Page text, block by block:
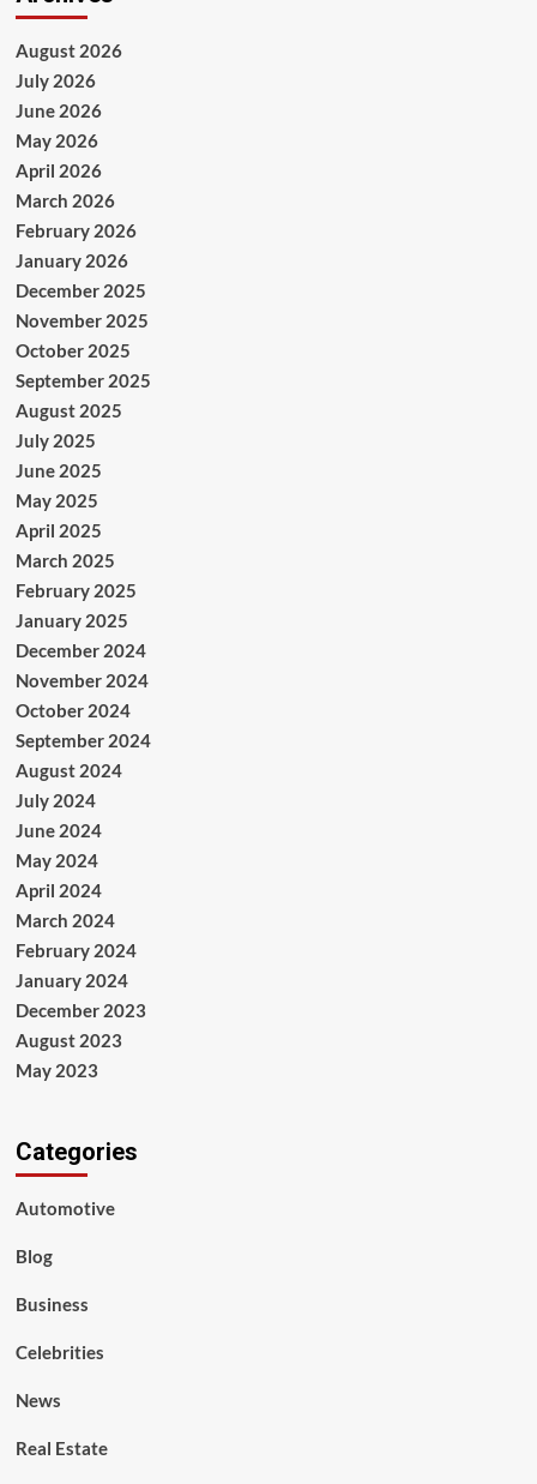
August 2026
July 2026
June 2026
May 2026
April 2026
March 2026
February 2026
January 2026
December 2025
November 2025
October 2025
September 2025
August 2025
July 2025
June 2025
May 2025
April 2025
March 2025
February 2025
January 2025
December 2024
November 2024
October 2024
September 2024
August 2024
July 2024
June 2024
May 2024
April 2024
March 2024
February 2024
January 2024
December 2023
August 2023
May 2023
Categories
Automotive
Blog
Business
Celebrities
News
Real Estate